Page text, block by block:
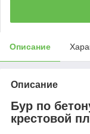
Описание
Описание
Бур по
крестовой